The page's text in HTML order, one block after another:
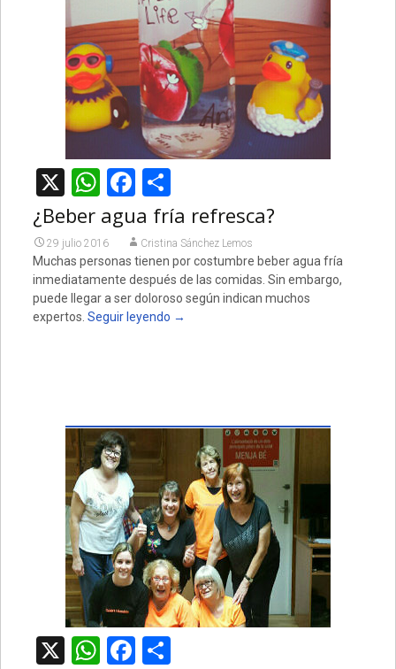
X WhatsApp
Facebook
Compartir
¿Beber agua fría refresca?
29 julio 2016 Cristina Sánchez Lemos
Muchas personas tienen por costumbre beber agua fría
inmediatamente después de las comidas. Sin embargo,
puede llegar a ser doloroso según indican muchos
expertos. Seguir leyendo →
X WhatsApp
Facebook
Compartir